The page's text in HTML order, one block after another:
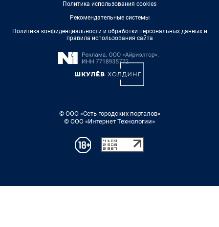
Политика использования cookies
Рекомендательные системы
Политика конфиденциальности и обработки персональных данных и
правила использования сайта
© ООО «Сеть городских порталов»
© ООО «Интернет Технологии»